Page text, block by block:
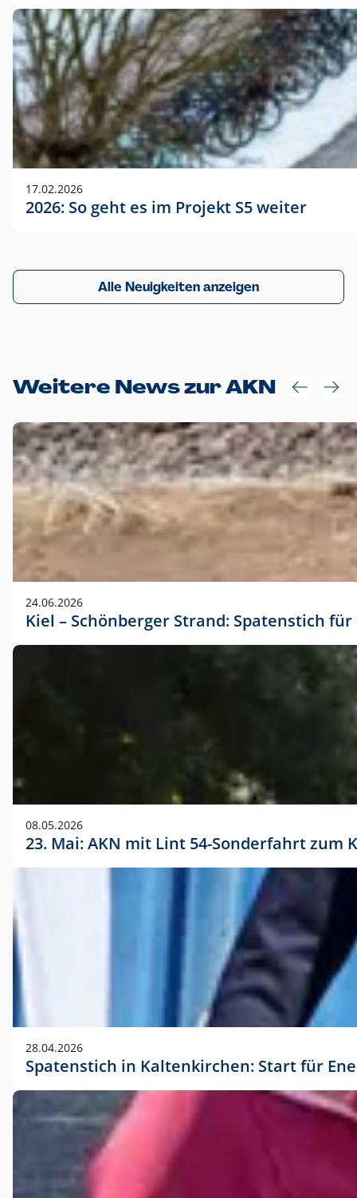
17.02.2026
2026: So geht es im Projekt S5 weiter
Alle Neuigkeiten anzeigen
Weitere News zur AKN
24.06.2026
Kiel – Schönberger Strand: Spatenstich
08.05.2026
23. Mai: AKN mit Lint 54-Sonderfahrt
28.04.2026
Spatenstich in Kaltenkirchen: Start für